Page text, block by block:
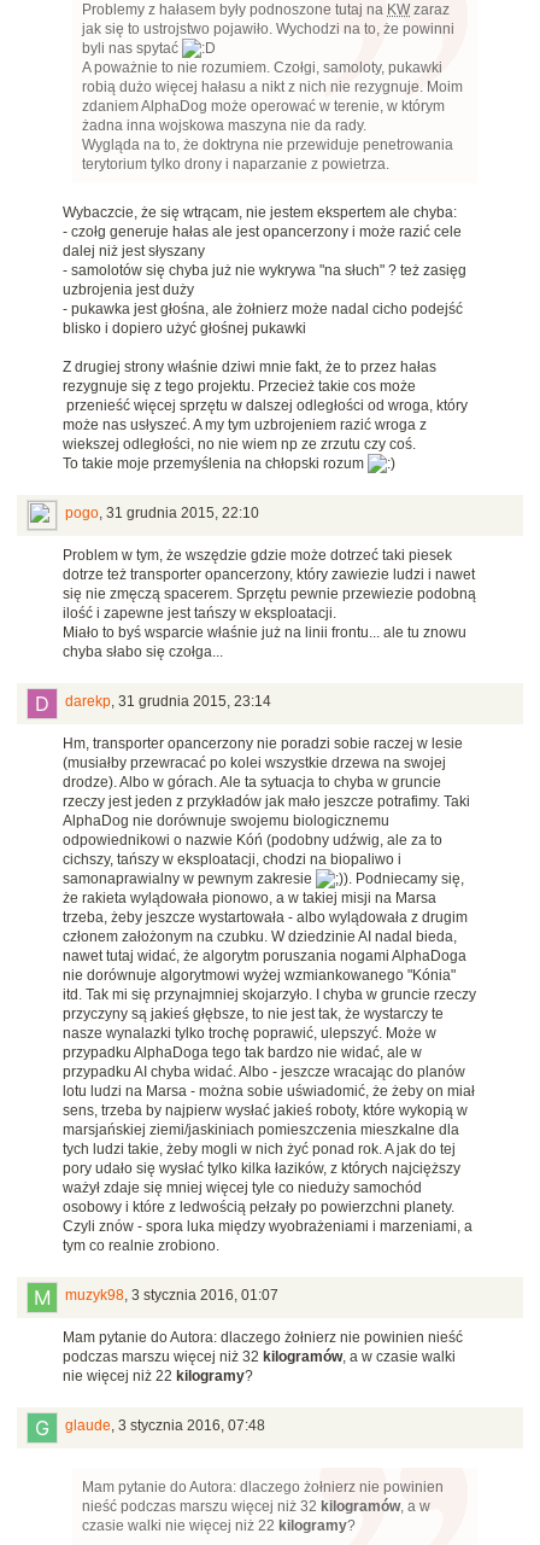
Problemy z hałasem były podnoszone tutaj na KW zaraz
jak się to ustrojstwo pojawiło. Wychodzi na to, że powinni
byli nas spytać
A poważnie to nie rozumiem. Czołgi, samoloty, pukawki
robią dużo więcej hałasu a nikt z nich nie rezygnuje. Moim
zdaniem AlphaDog może operować w terenie, w którym
żadna inna wojskowa maszyna nie da rady.
Wygląda na to, że doktryna nie przewiduje penetrowania
terytorium tylko drony i naparzanie z powietrza.
Wybaczcie, że się wtrącam, nie jestem ekspertem ale chyba:
- czołg generuje hałas ale jest opancerzony i może razić cele
dalej niż jest słyszany
- samolotów się chyba już nie wykrywa "na słuch" ? też zasięg
uzbrojenia jest duży
- pukawka jest głośna, ale żołnierz może nadal cicho podejść
blisko i dopiero użyć głośnej pukawki
Z drugiej strony właśnie dziwi mnie fakt, że to przez hałas
rezygnuje się z tego projektu. Przecież takie cos może
przenieść więcej sprzętu w dalszej odległości od wroga, który
może nas usłyszeć. A my tym uzbrojeniem razić wroga z
wiekszej odległości, no nie wiem np ze zrzutu czy coś.
To takie moje przemyślenia na chłopski rozum
pogo, 31 grudnia 2015, 22:10
Problem w tym, że wszędzie gdzie może dotrzeć taki piesek
dotrze też transporter opancerzony, który zawiezie ludzi i nawet
się nie zmęczą spacerem. Sprzętu pewnie przewiezie podobną
ilość i zapewne jest tańszy w eksploatacji.
Miało to byś wsparcie właśnie już na linii frontu... ale tu znowu
chyba słabo się czołga...
darekp, 31 grudnia 2015, 23:14
Hm, transporter opancerzony nie poradzi sobie raczej w lesie
(musiałby przewracać po kolei wszystkie drzewa na swojej
drodze). Albo w górach. Ale ta sytuacja to chyba w gruncie
rzeczy jest jeden z przykładów jak mało jeszcze potrafimy. Taki
AlphaDog nie dorównuje swojemu biologicznemu
odpowiednikowi o nazwie Kóń (podobny udźwig, ale za to
cichszy, tańszy w eksploatacji, chodzi na biopaliwo i
samonaprawialny w pewnym zakresie
). Podniecamy się,
że rakieta wylądowała pionowo, a w takiej misji na Marsa
trzeba, żeby jeszcze wystartowała - albo wylądowała z drugim
członem założonym na czubku. W dziedzinie AI nadal bieda,
nawet tutaj widać, że algorytm poruszania nogami AlphaDoga
nie dorównuje algorytmowi wyżej wzmiankowanego "Kónia"
itd. Tak mi się przynajmniej skojarzyło. I chyba w gruncie rzeczy
przyczyny są jakieś głębsze, to nie jest tak, że wystarczy te
nasze wynalazki tylko trochę poprawić, ulepszyć. Może w
przypadku AlphaDoga tego tak bardzo nie widać, ale w
przypadku AI chyba widać. Albo - jeszcze wracając do planów
lotu ludzi na Marsa - można sobie uświadomić, że żeby on miał
sens, trzeba by najpierw wysłać jakieś roboty, które wykopią w
marsjańskiej ziemi/jaskiniach pomieszczenia mieszkalne dla
tych ludzi takie, żeby mogli w nich żyć ponad rok. A jak do tej
pory udało się wysłać tylko kilka łazików, z których najcięższy
ważył zdaje się mniej więcej tyle co nieduży samochód
osobowy i które z ledwością pełzały po powierzchni planety.
Czyli znów - spora luka między wyobrażeniami i marzeniami, a
tym co realnie zrobiono.
muzyk98, 3 stycznia 2016, 01:07
Mam pytanie do Autora: dlaczego żołnierz nie powinien nieść
podczas marszu więcej niż 32 kilogramów, a w czasie walki
nie więcej niż 22 kilogramy?
glaude, 3 stycznia 2016, 07:48
Mam pytanie do Autora: dlaczego żołnierz nie powinien
nieść podczas marszu więcej niż 32 kilogramów, a w
czasie walki nie więcej niż 22 kilogramy?